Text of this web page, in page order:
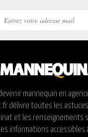
mannequin en
délivre toutes les
et les renseignements
informations